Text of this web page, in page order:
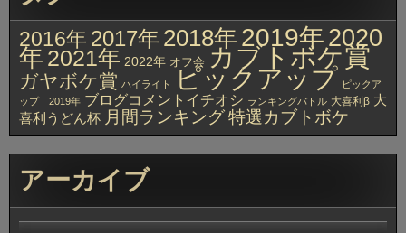
2016年 2017年 2018年 2019年2020
年 2021年 2022年 オフ会 カブトボケ賞
ガヤボケ賞 ハイライト ピックアップ ピックア
ップ 2019年 ブログコメントイチオシ ランキングバトル 大喜利β 大
喜利うどん杯 月間ランキング特選カブトボケ
アーカイブ